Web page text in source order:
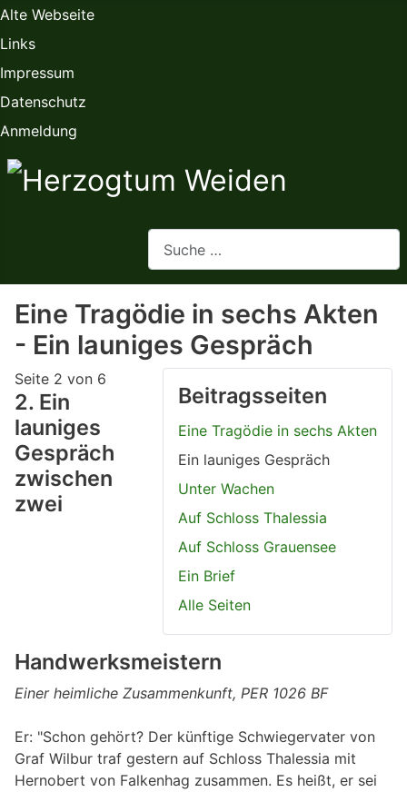
Alte Webseite
Links
Impressum
Datenschutz
Anmeldung
Eine Tragödie in sechs Akten
- Ein launiges Gespräch
Beitragsseiten
Eine Tragödie in sechs Akten
Ein launiges Gespräch
Unter Wachen
Auf Schloss Thalessia
Auf Schloss Grauensee
Ein Brief
Alle Seiten
Seite 2 von 6
2. Ein
launiges
Gespräch
zwischen
zwei
Handwerksmeistern
Einer heimliche Zusammenkunft, PER 1026 BF
Er: "Schon gehört? Der künftige Schwiegervater von
Graf Wilbur traf gestern auf Schloss Thalessia mit
Hernobert von Falkenhag zusammen. Es heißt, er sei